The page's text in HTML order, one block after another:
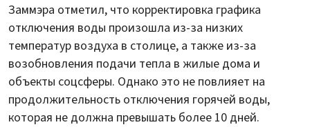
Заммэра отметил, что корректировка графика
отключения воды произошла из-за низких
температур воздуха в столице, а также из-за
возобновления подачи тепла в жилые дома и
объекты соцсферы. Однако это не повлияет на
продолжительность отключения горячей воды,
которая не должна превышать более 10 дней.